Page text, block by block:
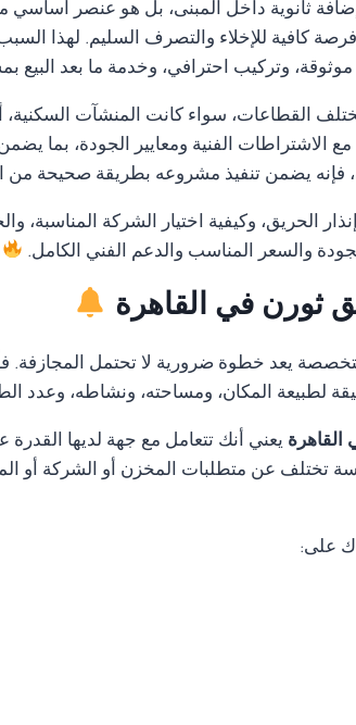
ثانوية داخل المبنى، بل هو عنصر أساسي
كافية للإخلاء والتصرف السليم. لهذا
وتركيب احترافي، وخدمة ما بعد البيع
القطاعات، سواء كانت المنشآت السكنية،
مع الاشتراطات الفنية ومعايير الجودة، بما
يضمن تنفيذ مشروعه بطريقة صحيحة من
الحريق، وكيفية اختيار الشركة المناسبة،
والسعر المناسب والدعم الفني الكامل.
ثورن في القاهرة
يعد خطوة ضرورية لا تحتمل المجازفة.
لطبيعة المكان، ومساحته، ونشاطه، وعدد
يعني أنك تتعامل مع جهة لديها
تختلف عن متطلبات المخزن أو الشركة أو
على: